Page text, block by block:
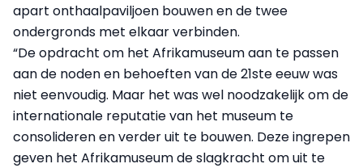
apart onthaalpaviljoen bouwen en de twee
ondergronds met elkaar verbinden.
“De opdracht om het Afrikamuseum aan te passen
aan de noden en behoeften van de 21ste eeuw was
niet eenvoudig. Maar het was wel noodzakelijk om de
internationale reputatie van het museum te
consolideren en verder uit te bouwen. Deze ingrepen
geven het Afrikamuseum de slagkracht om uit te